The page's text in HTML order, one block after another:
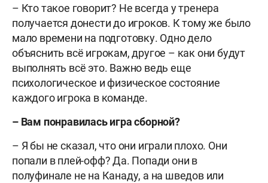
– Кто такое говорит? Не всегда у тренера
получается донести до игроков. К тому же было
мало времени на подготовку. Одно дело
объяснить всё игрокам, другое – как они будут
выполнять всё это. Важно ведь еще
психологическое и физическое состояние
каждого игрока в команде.
– Вам понравилась игра сборной?
– Я бы не сказал, что они играли плохо. Они
попали в плей-офф? Да. Попади они в
полуфинале не на Канаду, а на шведов или